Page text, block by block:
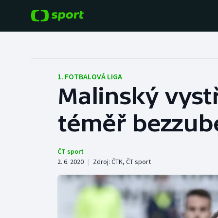
Hokej
Tenis
Cyklistika
Baseball a softbal
Basketbal
Boby a skeleton
Box
1. FOTBALOVÁ LIGA
Malinský
téměř
ČT sport
2. 6. 2020 | Zdroj: ČTK, ČT sport